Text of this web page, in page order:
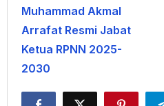
Muhammad Akmal
Arrafat Resmi Jabat
Ketua RPNN 2025-
2030